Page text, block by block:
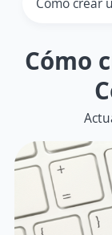
Cómo